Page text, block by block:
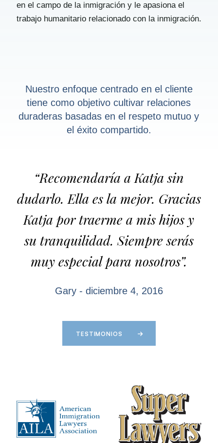
en el campo de la inmigración y le apasiona el
trabajo humanitario relacionado con la inmigración.
Nuestro enfoque centrado en el cliente
tiene como objetivo cultivar relaciones
duraderas basadas en el respeto mutuo y
el éxito compartido.
“Recomendaría a Katja sin
dudarlo. Ella es la mejor. Gracias
Katja por traerme a mis hijos y
su tranquilidad. Siempre serás
muy especial para nosotros”.
Gary - diciembre 4, 2016
TESTIMONIOS